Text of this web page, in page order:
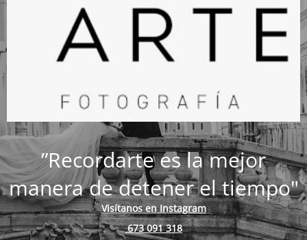
”Recordarte es la mejor
manera de detener el tiempo"
Visítanos en Instagram
673 091 318